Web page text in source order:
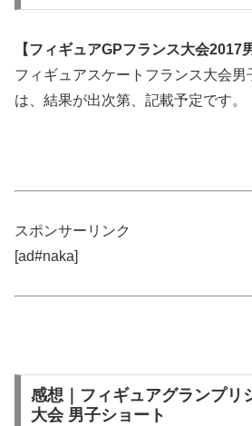
【フィギュアGPフランス大会2017
フィギュアスケートフランス大会男
は、結果が出次第、記載予定です。
スポンサーリンク
[ad#naka]
感想｜フィギュアグランプリ
大会 男子ショート